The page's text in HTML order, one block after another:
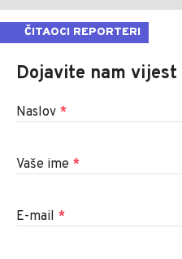
ČITAOCI REPORTERI
Dojavite nam vijest
Naslov *
Vaše ime *
E-mail *